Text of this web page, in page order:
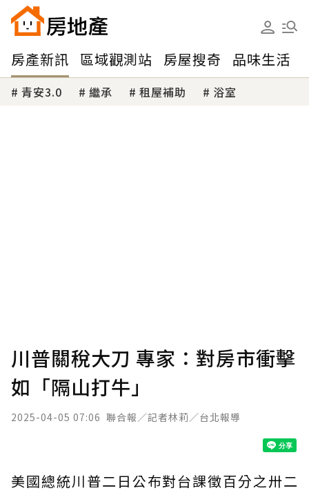
房產新訊 區域觀測站 房屋搜奇 品味生活
青安3.0 繼承 租屋補助 浴室
川普關稅大刀 專家：對房市衝擊
如「隔山打牛」
2025-04-05 07:06 聯合報／記者林莉／台北報導
美國總統川普二日公布對台課徵百分之卅二